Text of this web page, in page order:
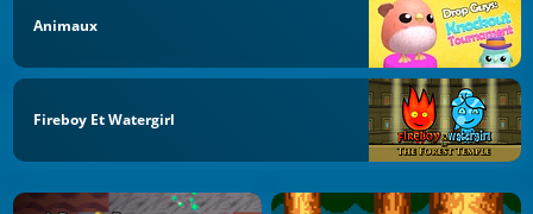
Animaux
Fireboy Et Watergirl